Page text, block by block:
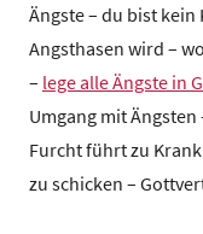
Ängste – du bist kein
Angsthasen wird –
– lege alle Ängste in
Umgang mit
Furcht führt zu
zu schicken –